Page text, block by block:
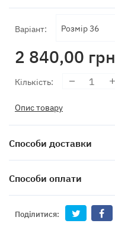
Варіант: Розмір 36
2 840,00 грн
Кількість:
Опис товару
Способи доставки
Способи оплати
Поділитися: